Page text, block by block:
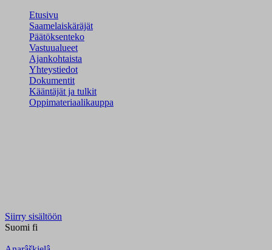
Etusivu
Saamelaiskäräjät
Päätöksenteko
Vastuualueet
Ajankohtaista
Yhteystiedot
Dokumentit
Kääntäjät ja tulkit
Oppimateriaalikauppa
Siirry sisältöön
Suomi fi